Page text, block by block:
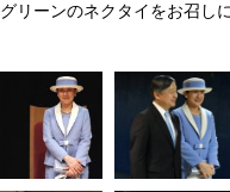
グリーンのネクタイをお召し